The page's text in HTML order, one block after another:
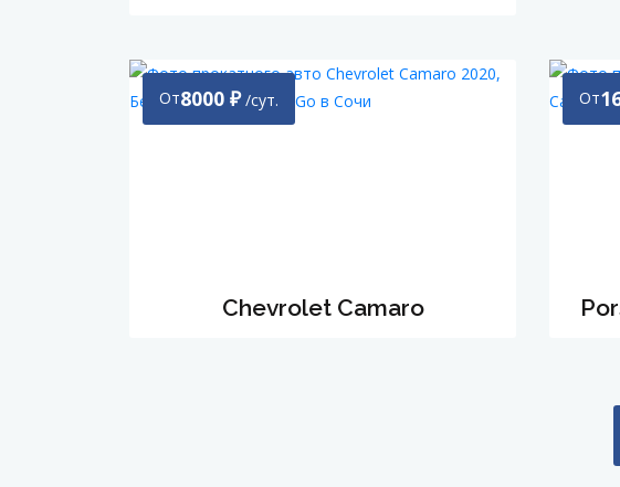
Chevrolet Camaro
От8000 ₽ /сут. От